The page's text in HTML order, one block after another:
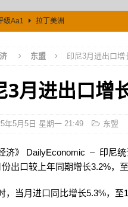
级Aa1 拉丁美洲
东盟 印尼3月进出口增
3月进出口增
年5月5日 星期一 21:49 东盟
济》 DailyEconomic – 印尼
出口较上年同期增长3.2%，
，当月进口同比增长5.3%，至